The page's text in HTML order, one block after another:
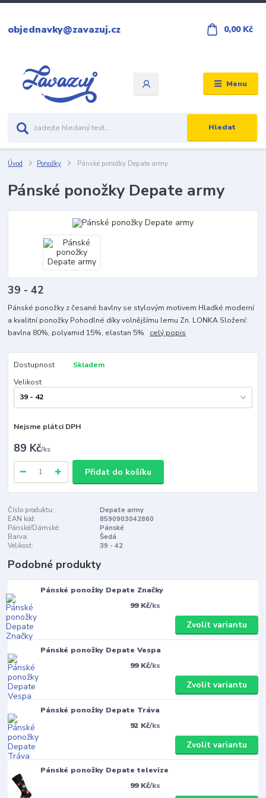
Menu
Hledat
objednavky@zavazuj.cz 0,00 Kč
Úvod Ponožky Pánské ponožky Depate army
Pánské ponožky Depate army
39 - 42
Pánské ponožky z česané bavlny se stylovým motivem Hladké moderní
a kvalitní ponožky Pohodlné díky volnějšímu lemu Zn. LONKA Složení:
bavlna 80%, polyamid 15%, elastan 5% celý popis
Dostupnost
Skladem
Velikost
Nejsme plátci DPH
89 Kč/ks
Přidat do košíku
Číslo produktu:
Depate army
EAN kód:
8590903042860
Pánské/Dámské:
Pánské
Barva:
Šedá
Velikost:
39 - 42
Podobné produkty
Pánské ponožky Depate Značky
99 Kč/ks
Zvolit variantu
Pánské ponožky Depate Vespa
99 Kč/ks
Zvolit variantu
Pánské ponožky Depate Tráva
92 Kč/ks
Zvolit variantu
Pánské ponožky Depate televize
99 Kč/ks